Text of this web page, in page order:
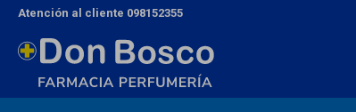
Atención al cliente 098152355